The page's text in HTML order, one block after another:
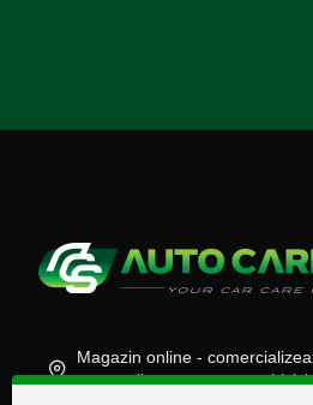
Magazin online -
accesorii auto, moto, atv,